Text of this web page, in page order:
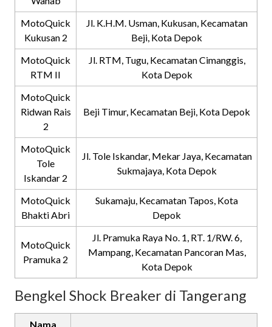
MotoQuick
Kukusan 2
Jl. K.H.M. Usman, Kukusan, Kecamatan
Beji, Kota Depok
MotoQuick
RTM II
Jl. RTM, Tugu, Kecamatan Cimanggis,
Kota Depok
MotoQuick
Ridwan Rais
2
Beji Timur, Kecamatan Beji, Kota Depok
MotoQuick
Tole
Iskandar 2
Jl. Tole Iskandar, Mekar Jaya, Kecamatan
Sukmajaya, Kota Depok
MotoQuick
Bhakti Abri
Sukamaju, Kecamatan Tapos, Kota
Depok
MotoQuick
Pramuka 2
Jl. Pramuka Raya No. 1, RT. 1/RW. 6,
Mampang, Kecamatan Pancoran Mas,
Kota Depok
Bengkel Shock Breaker di Tangerang
Nama